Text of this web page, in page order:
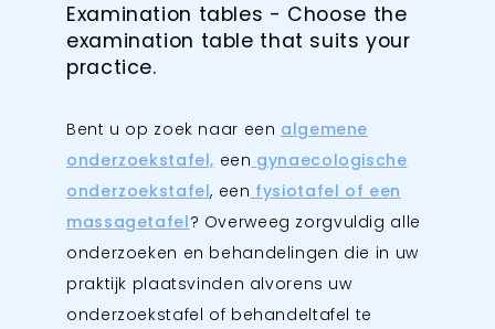
Examination tables - Choose the
examination table that suits your
practice.
Bent u op zoek naar een algemene
onderzoekstafel, een gynaecologische
onderzoekstafel, een fysiotafel of een
massagetafel? Overweeg zorgvuldig alle
onderzoeken en behandelingen die in uw
praktijk plaatsvinden alvorens uw
onderzoekstafel of behandeltafel te